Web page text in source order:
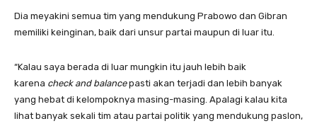
Dia meyakini semua tim yang mendukung Prabowo dan Gibran
memiliki keinginan, baik dari unsur partai maupun di luar itu.
“Kalau saya berada di luar mungkin itu jauh lebih baik
karena check and balancepasti akan terjadi dan lebih banyak
yang hebat di kelompoknya masing-masing. Apalagi kalau kita
lihat banyak sekali tim atau partai politik yang mendukung paslon,